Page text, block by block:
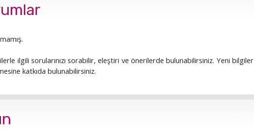
ilgili sorularınızı sorabilir, eleştiri ve önerilerde bulunabilirsiniz. Yeni bilgiler
katkıda bulunabilirsiniz.